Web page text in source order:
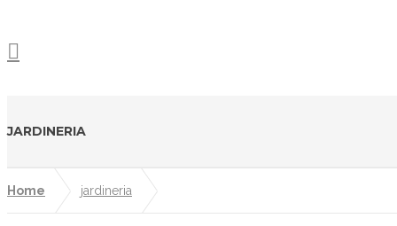
JARDINERIA
Home jardineria